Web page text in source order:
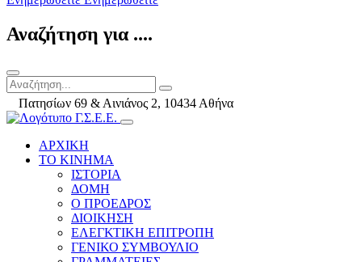
Αναζήτηση για ....
Πατησίων 69 & Αινιάνος 2, 10434 Αθήνα
ΑΡΧΙΚΗ
ΤΟ ΚΙΝΗΜΑ
ΙΣΤΟΡΙΑ
ΔΟΜΗ
Ο ΠΡΟΕΔΡΟΣ
ΔΙΟΙΚΗΣΗ
ΕΛΕΓΚΤΙΚΗ ΕΠΙΤΡΟΠΗ
ΓΕΝΙΚΟ ΣΥΜΒΟΥΛΙΟ